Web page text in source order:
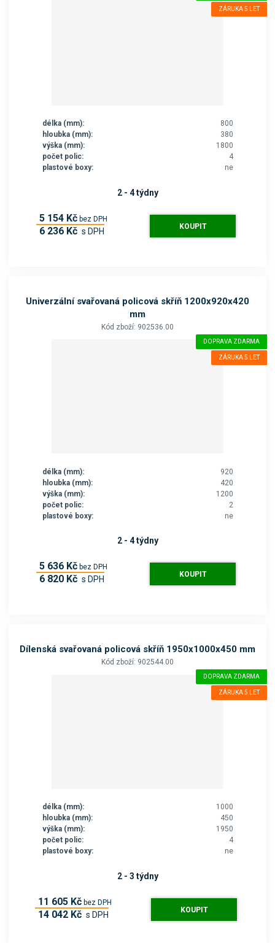
ZÁRUKA 5 LET
délka (mm):
800
hloubka (mm):
380
výška (mm):
1800
počet polic:
4
plastové boxy:
ne
2 - 4 týdny
5 154 Kč bez DPH
6 236 Kč s DPH KOUPIT
Univerzální svařovaná policová skříň 1200x920x420
mm
Kód zboží: 902536.00
DOPRAVA ZDARMA
ZÁRUKA 5 LET
délka (mm):
920
hloubka (mm):
420
výška (mm):
1200
počet polic:
2
plastové boxy:
ne
2 - 4 týdny
5 636 Kč bez DPH
6 820 Kč s DPH KOUPIT
Dílenská svařovaná policová skříň 1950x1000x450 mm
Kód zboží: 902544.00
DOPRAVA ZDARMA
ZÁRUKA 5 LET
délka (mm):
1000
hloubka (mm):
450
výška (mm):
1950
počet polic:
4
plastové boxy:
ne
2 - 3 týdny
11 605 Kč bez DPH
14 042 Kč s DPH KOUPIT